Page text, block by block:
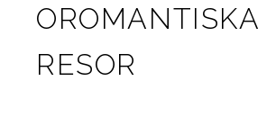
OROMANTISKA
RESOR